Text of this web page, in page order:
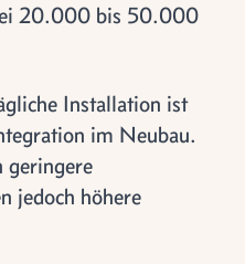
20.000 bis 50.000
Installation ist
im Neubau.
geringere
jedoch höhere